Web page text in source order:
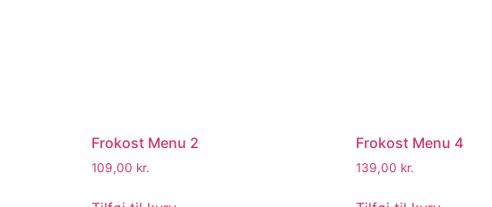
Frokost Menu 2
109,00 kr.
Frokost Menu 4
139,00 kr.